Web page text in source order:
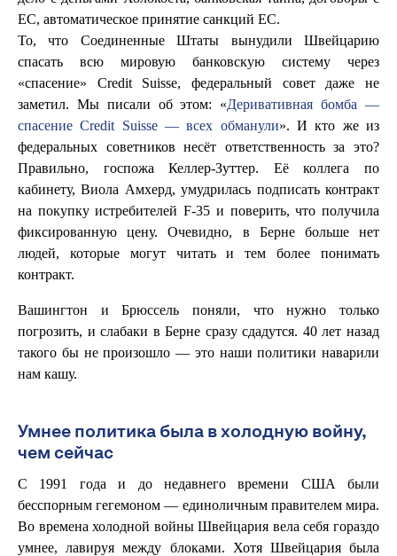
ЕС, автоматическое принятие санкций ЕС.
То, что Соединенные Штаты вынудили Швейцарию
спасать всю мировую банковскую систему через
«спасение» Credit Suisse, федеральный совет даже не
заметил. Мы писали об этом: «Деривативная бомба —
спасение Credit Suisse — всех обманули». И кто же из
федеральных советников несёт ответственность за это?
Правильно, госпожа Келлер-Зуттер. Её коллега по
кабинету, Виола Амхерд, умудрилась подписать контракт
на покупку истребителей F-35 и поверить, что получила
фиксированную цену. Очевидно, в Берне больше нет
людей, которые могут читать и тем более понимать
контракт.
Вашингтон и Брюссель поняли, что нужно только
погрозить, и слабаки в Берне сразу сдадутся. 40 лет назад
такого бы не произошло — это наши политики наварили
нам кашу.
Умнее политика была в холодную войну,
чем сейчас
С 1991 года и до недавнего времени США были
бесспорным гегемоном — единоличным правителем мира.
Во времена холодной войны Швейцария вела себя гораздо
умнее, лавируя между блоками. Хотя Швейцария была